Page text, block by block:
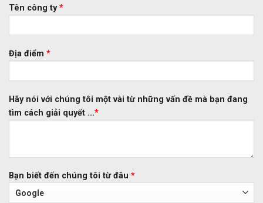
Tên công ty*
Địa điểm *
Hãy nói với chúng tôi một vài từ những vấn đề mà bạn đang
tìm cách giải quyết ...*
Bạn biết đến chúng tôi từ đâu *